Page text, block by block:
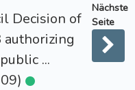
Decision of
authorizing
...
Nächste
Seite